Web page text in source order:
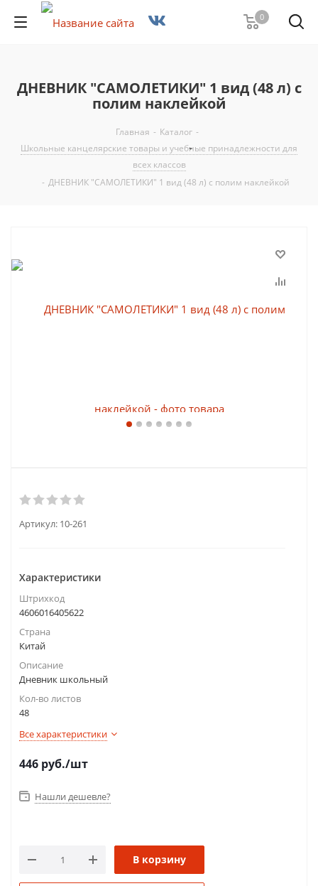
0
ДНЕВНИК "САМОЛЕТИКИ" 1 вид (48 л) с
полим наклейкой
Главная - Каталог -
Школьные канцелярские товары и учебные принадлежности для
всех классов
- ДНЕВНИК "САМОЛЕТИКИ" 1 вид (48 л) с полим наклейкой
Артикул: 10-261
Характеристики
Штрихкод
4606016405622
Страна
Китай
Описание
Дневник школьный
Кол-во листов
48
Все характеристики
446 руб./шт
Нашли дешевле?
В корзину